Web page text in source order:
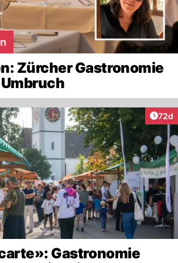
Zürcher Gastronomie
72d
Gastronomie